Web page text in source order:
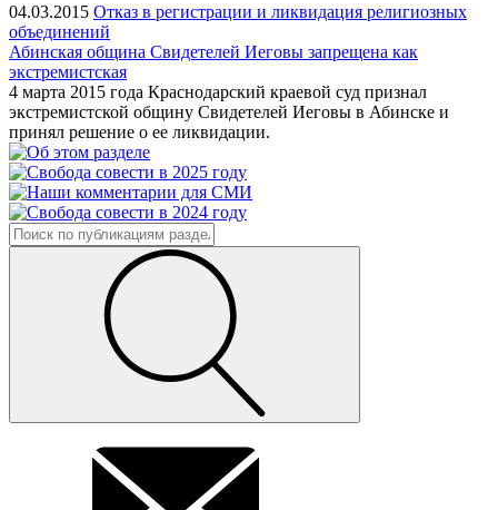
04.03.2015 Отказ в регистрации и ликвидация религиозных
объединений
Абинская община Свидетелей Иеговы запрещена как
экстремистская
4 марта 2015 года Краснодарский краевой суд признал
экстремистской общину Свидетелей Иеговы в Абинске и
принял решение о ее ликвидации.